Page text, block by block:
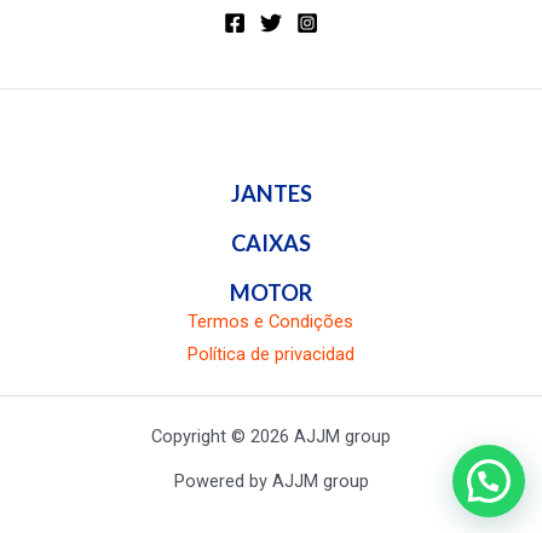
JANTES
CAIXAS
MOTOR
Termos e Condições
Política de privacidad
Copyright © 2026 AJJM group
Powered by AJJM group